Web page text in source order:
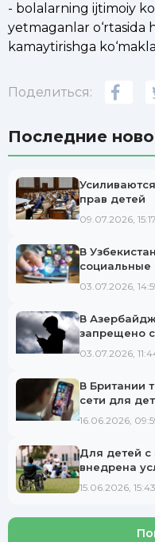
- bolalarning ijtimoiy
yetmaganlar
kamaytirishga
Поделиться:
Последние
прав детей
09.07.2026, 15:17
В
социальные
03.07.2026,
В
запрещено
03.07.2026,
В Британии
сети для
16.06.2026,
Для детей с
внедрена
15.06.2026, 15:43